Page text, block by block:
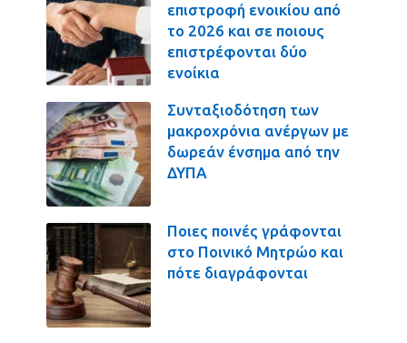
επιστροφή ενοικίου από
το 2026 και σε ποιους
επιστρέφονται δύο
ενοίκια
Συνταξιοδότηση των
μακροχρόνια ανέργων με
δωρεάν ένσημα από την
ΔΥΠΑ
Ποιες ποινές γράφονται
στο Ποινικό Μητρώο και
πότε διαγράφονται